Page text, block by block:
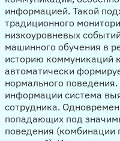
информацией. Такой
традиционного
низкоуровневых
машинного обучения в
историю коммуникаций
автоматически
нормального
информации система
сотрудника.
попадающих под
поведения (комбинации